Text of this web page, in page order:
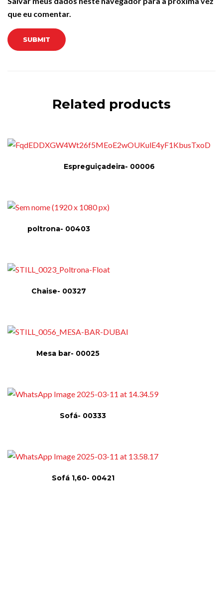
que eu comentar.
Related products
Espreguiçadeira- 00006
poltrona- 00403
Chaise- 00327
Mesa bar- 00025
Sofá- 00333
Sofá 1,60- 00421